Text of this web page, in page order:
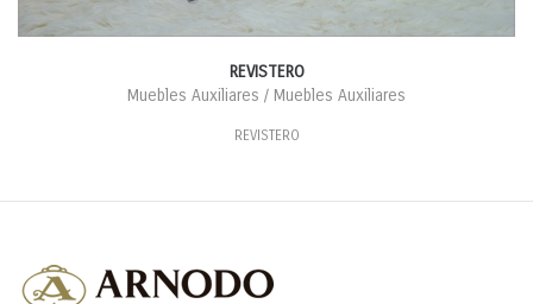
REVISTERO
Muebles Auxiliares / Muebles Auxiliares
REVISTERO